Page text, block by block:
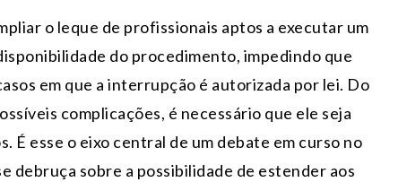
o leque de profissionais aptos a executar um
do procedimento, impedindo que
em que a interrupção é autorizada por lei. Do
complicações, é necessário que ele seja
É esse o eixo central de um debate em curso no
debruça sobre a possibilidade de estender aos